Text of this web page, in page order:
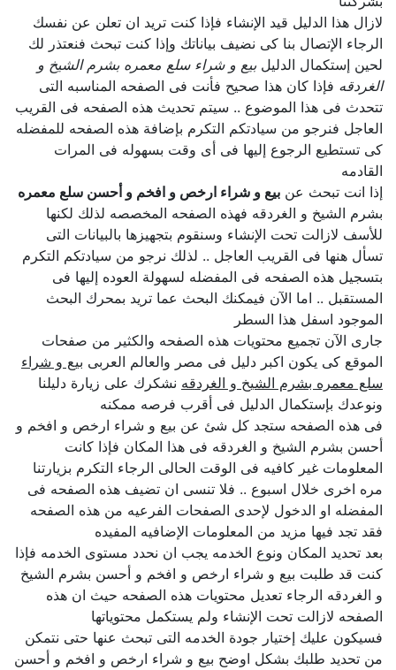
لازال هذا الدليل قيد الإنشاء فإذا كنت تريد ان تعلن عن نفسك
الرجاء الإتصال بنا كى نضيف بياناتك وإذا كنت تبحث فنعتذر لك
لحين إستكمال الدليلبيع و شراء سلع معمره بشرم الشيخ و
الغردقهفإذا كان هذا صحيح فأنت فى الصفحه المناسبه التى
تتحدث فى هذا الموضوع .. سيتم تحديث هذه الصفحه فى القريب
العاجل فنرجو من سيادتكم التكرم بإضافة هذه الصفحه للمفضله
كى تستطيع الرجوع إليها فى أى وقت بسهوله فى المرات
القادمه
إذا انت تبحث عنبيع و شراء ارخص و افخم و أحسن سلع معمره
بشرم الشيخ و الغردقه فهذه الصفحه المخصصه لذلك لكنها
للأسف لازالت تحت الإنشاء وسنقوم بتجهيزها بالبيانات التى
تسأل هنها فى القريب العاجل .. لذلك نرجو من سيادتكم التكرم
بتسجيل هذه الصفحه فى المفضله لسهولة العوده إليها فى
المستقبل .. اما الآن فيمكنك البحث عما تريد بمحرك البحث
الموجود اسفل هذا السطر
جارى الآن تجميع محتويات هذه الصفحه والكثير من صفحات
الموقع كى يكون اكبر دليل فى مصر والعالم العربىبيع و شراء
سلع معمره بشرم الشيخ و الغردقهنشكرك على زيارة دليلنا
ونوعدك بإستكمال الدليل فى أقرب فرصه ممكنه
فى هذه الصفحه ستجد كل شئ عن بيع و شراء ارخص و افخم و
أحسن بشرم الشيخ و الغردقه فى هذا المكان فإذا كانت
المعلومات غير كافيه فى الوقت الحالى الرجاء التكرم بزيارتنا
مره اخرى خلال اسبوع .. فلا تنسى ان تضيف هذه الصفحه فى
المفضله او الدخول لإحدى الصفحات الفرعيه من هذه الصفحه
فقد تجد فيها مزيد من المعلومات الإضافيه المفيده
بعد تحديد المكان ونوع الخدمه يجب ان نحدد مستوى الخدمه فإذا
كنت قد طلبت بيع و شراء ارخص و افخم و أحسن بشرم الشيخ
و الغردقه الرجاء تعديل محتويات هذه الصفحه حيث ان هذه
الصفحه لازالت تحت الإنشاء ولم يستكمل محتوياتها
فسيكون عليك إختيار جودة الخدمه التى تبحث عنها حتى نتمكن
من تحديد طلبك بشكل اوضح بيع و شراء ارخص و افخم و أحسن